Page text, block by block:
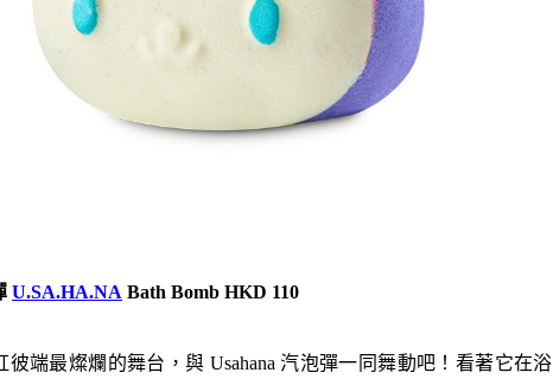
U.SA.HA.NA Bath Bomb HKD 110
彼端最燦爛的舞台，與 Usahana 汽泡彈一同舞動吧！看著它在浴